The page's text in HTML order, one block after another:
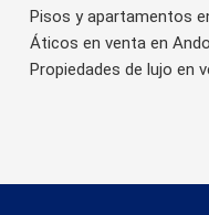
Pisos y apartamentos
Áticos en venta en
Propiedades de lujo en